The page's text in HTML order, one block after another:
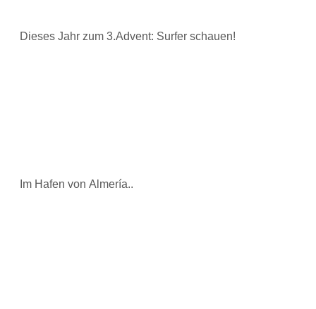
Dieses Jahr zum 3.Advent: Surfer schauen!
Im Hafen von Almería..